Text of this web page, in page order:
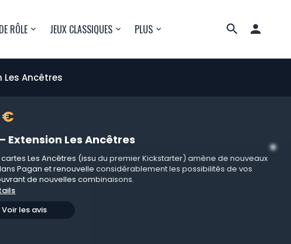

RÔLE JEUX CLASSIQUES PLUS
Les Ancêtres
€
Extension Les Ancêtres
Les Ancêtres (issu du premier Kickstarter) amène de nouveaux
Pagan et renouvelle considérablement les possibilités de vos
de nouvelles combinaisons.
Voir les avis